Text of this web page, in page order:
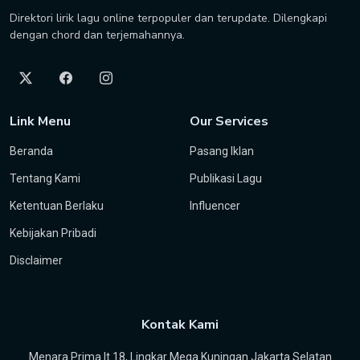
Direktori lirik lagu online terpopuler dan terupdate. Dilengkapi
dengan chord dan terjemahannya.
Link Menu
Beranda
Tentang Kami
Ketentuan Berlaku
Kebijakan Pribadi
Disclaimer
Our Services
Pasang Iklan
Publikasi Lagu
Influencer
Kontak Kami
Menara Prima lt 18, Lingkar Mega Kuningan Jakarta Selatan